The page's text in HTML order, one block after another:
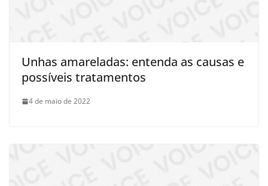
Unhas amareladas: entenda as causas e
possíveis tratamentos
4 de maio de 2022